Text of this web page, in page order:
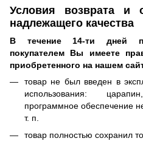
Условия возврата и
надлежащего качества
В течение 14-ти дней
покупателем Вы имеете
приобретенного на нашем
товар не был введен в
использования:
программное обеспечение
т. п.
товар полностью сохранил